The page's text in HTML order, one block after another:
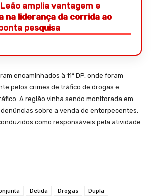
amplia vantagem e
na liderança da corrida ao
pesquisa
encaminhados à 11ª DP, onde foram
pelos crimes de tráfico de drogas e
A região vinha sendo monitorada em
sobre a venda de entorpecentes,
como responsáveis pela atividade
Detida Drogas
Dupla